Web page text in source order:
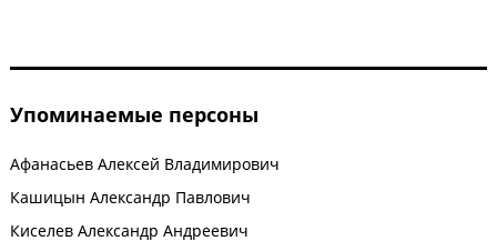
Упоминаемые персоны
Афанасьев Алексей Владимирович
Кашицын Александр Павлович
Киселев Александр Андреевич